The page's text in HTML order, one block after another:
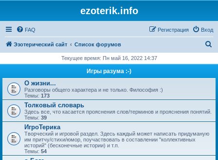
ezoterik.info
FAQ Вход
Регистрация
Эзотерический сайт Список форумов
с
Текущее время: Пн май 16, 2022 14:37
Игры разума :-)
О жизни...
Разговоры общего характера и не только. Философия :)
Темы: 173
Толковый словарь
Здесь все, что касается прояснения слов/терминов и прояснения понятий.
Темы: 39
ИгроТерика
Творческий и игровой раздел. Здесь каждый может написать придуманую
им притчу/стихи/юмор, поучаствовать в составлении "коллективных
историй" (бесконечные истории) и т.п.
Темы: 54